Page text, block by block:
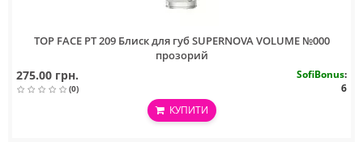
TOP FACE PT 209 Блиск для губ SUPERNOVA VOLUME №000
прозорий
275.00 грн.
(0)
SofiBonus:
6
КУПИТИ